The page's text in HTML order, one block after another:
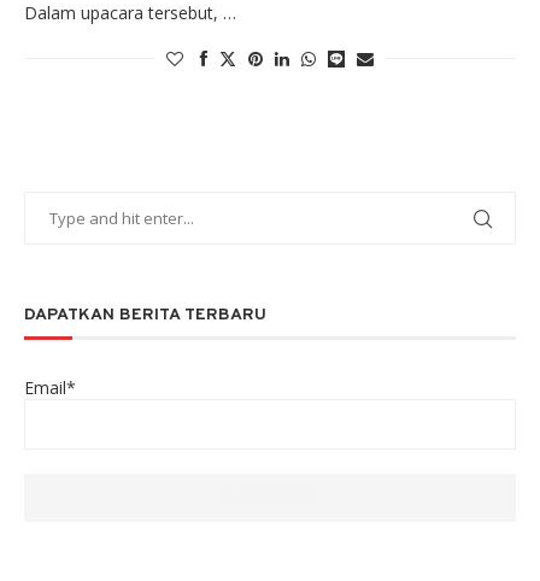
Dalam upacara tersebut, …
DAPATKAN BERITA TERBARU
Email*